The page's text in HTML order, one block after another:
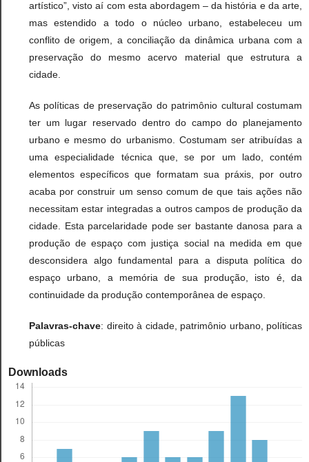
artístico”, visto aí com esta abordagem – da história e da arte,
mas estendido a todo o núcleo urbano, estabeleceu um
conflito de origem, a conciliação da dinâmica urbana com a
preservação do mesmo acervo material que estrutura a
cidade.
As políticas de preservação do patrimônio cultural costumam
ter um lugar reservado dentro do campo do planejamento
urbano e mesmo do urbanismo. Costumam ser atribuídas a
uma especialidade técnica que, se por um lado, contém
elementos específicos que formatam sua práxis, por outro
acaba por construir um senso comum de que tais ações não
necessitam estar integradas a outros campos de produção da
cidade. Esta parcelaridade pode ser bastante danosa para a
produção de espaço com justiça social na medida em que
desconsidera algo fundamental para a disputa política do
espaço urbano, a memória de sua produção, isto é, da
continuidade da produção contemporânea de espaço.
Palavras-chave: direito à cidade, patrimônio urbano, políticas
públicas
Downloads